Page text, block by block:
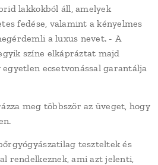
lakkokból áll, amelyek
fedése, valamint a kényelmes
a luxus nevet. - A
színe elkápráztat majd
ecsetvonással garantálja
meg többször az üveget, hogy
teszteltek és
rendelkeznek, ami azt jelenti,